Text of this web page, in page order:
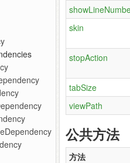
skin
stopAction
tabSize
viewPath
公共方法
方法